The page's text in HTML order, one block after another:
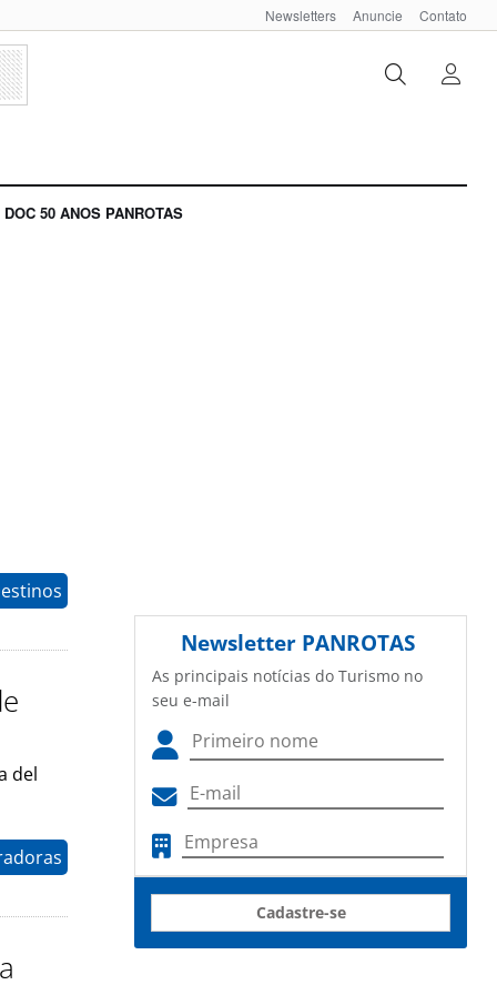
Newsletters Anuncie Contato
DOC 50 ANOS PANROTAS
del
Newsletter PANROTAS
As principais notícias do Turismo no
seu e-mail
Cadastre-se